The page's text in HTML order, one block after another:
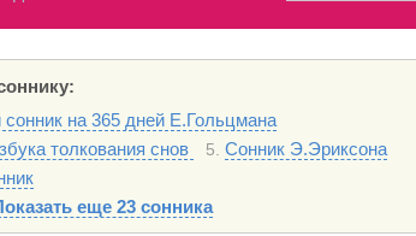
на 365 дней Е.Гольцмана
толкования снов 5. Сонник Э.Эриксона
еще 23 сонника